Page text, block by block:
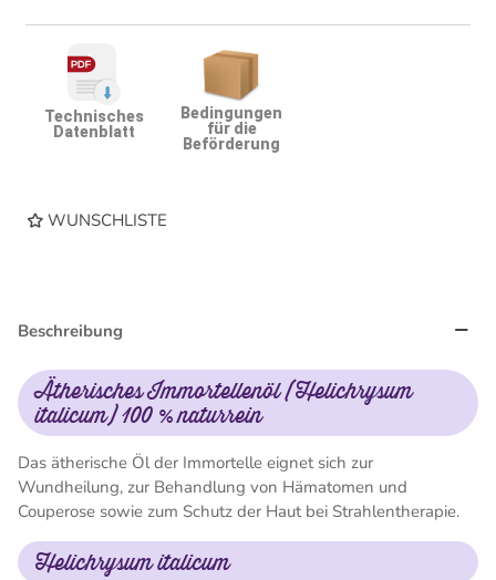
Technisches
Datenblatt
Bedingungen
für die
Beförderung
WUNSCHLISTE
Beschreibung
Ätherisches Immortellenöl (Helichrysum
italicum) 100 % naturrein
Das ätherische Öl der Immortelle eignet sich zur
Wundheilung, zur Behandlung von Hämatomen und
Couperose sowie zum Schutz der Haut bei Strahlentherapie.
Helichrysum italicum